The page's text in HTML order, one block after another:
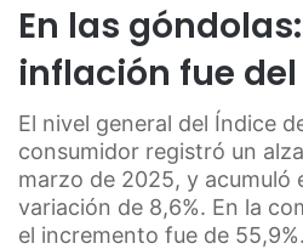
En las
inflación fue del
El nivel general del Índice
consumidor registró un
marzo de 2025, y acumuló
variación de 8,6%. En la
el incremento fue de 55,9%.